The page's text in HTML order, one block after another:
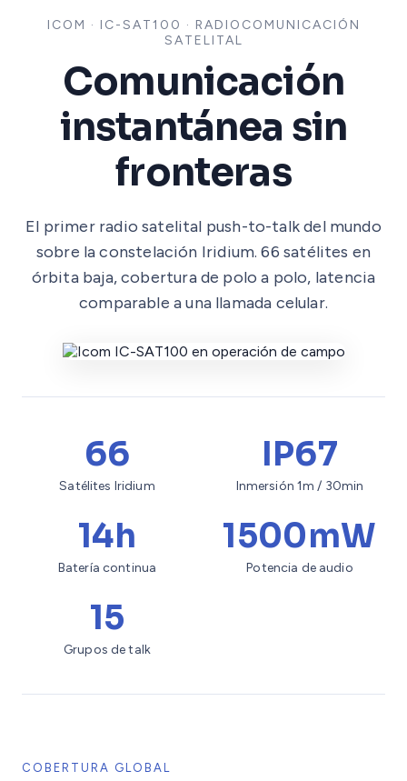
ICOM · IC-SAT100 · RADIOCOMUNICACIÓN
SATELITAL
Comunicación
instantánea sin
fronteras
El primer radio satelital push-to-talk del mundo
sobre la constelación Iridium. 66 satélites en
órbita baja, cobertura de polo a polo, latencia
comparable a una llamada celular.
66
Satélites Iridium
IP67
Inmersión 1m / 30min
14h
Batería continua
1500mW
Potencia de audio
15
Grupos de talk
COBERTURA GLOBAL